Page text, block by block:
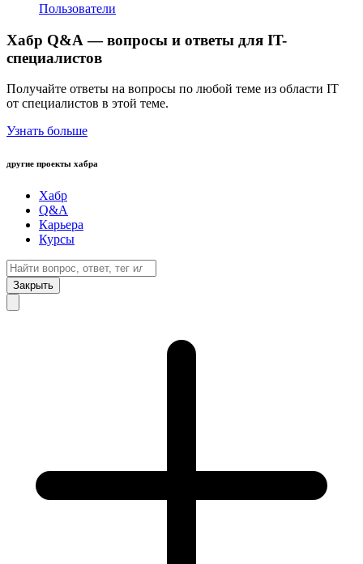
Пользователи
Хабр Q&A — вопросы и ответы для IT-
специалистов
Получайте ответы на вопросы по любой теме из области IT
от специалистов в этой теме.
Узнать больше
другие проекты хабра
Хабр
Q&A
Карьера
Курсы
Закрыть